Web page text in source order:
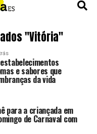
"Vitória"
e sabores que
da vida
para a criançada em
de Carnaval com